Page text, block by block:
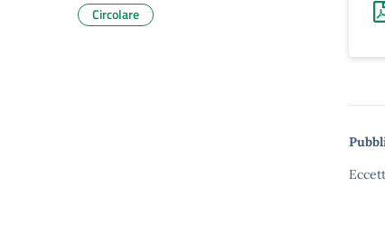
Circolare